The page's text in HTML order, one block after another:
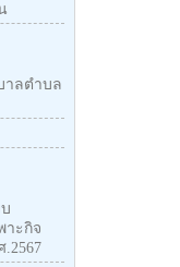
าลตำบล
าะกิจ